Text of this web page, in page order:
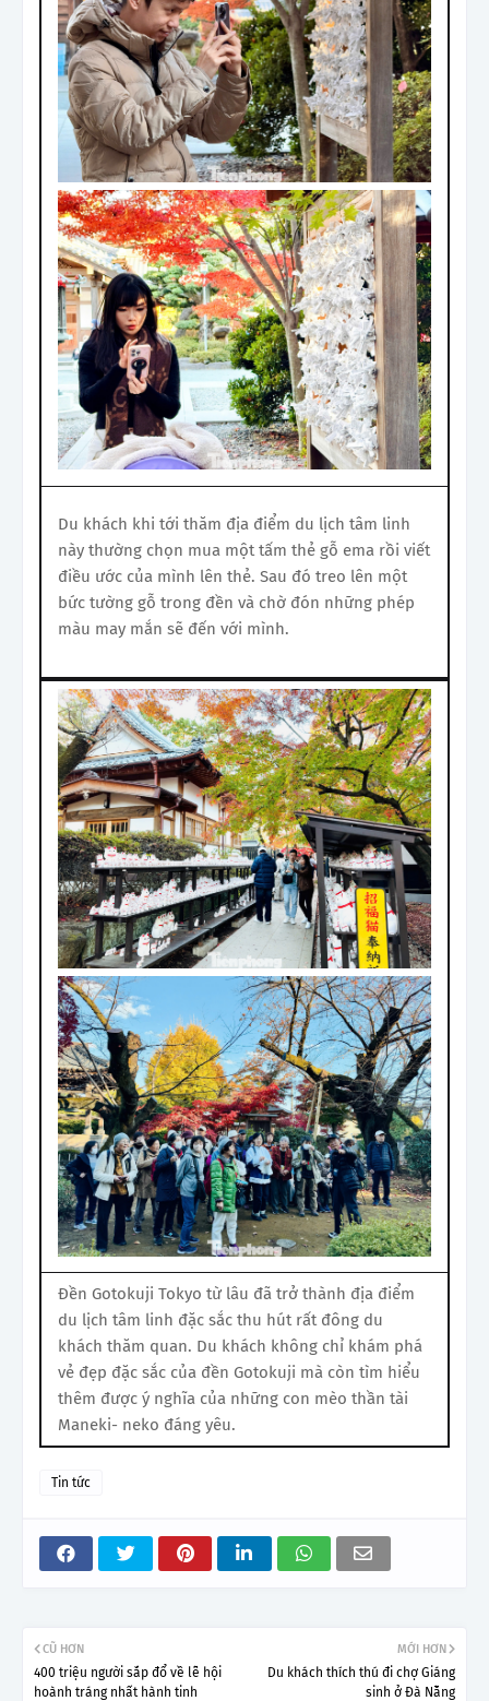
Du khách khi tới thăm địa điểm du lịch tâm linh
này thường chọn mua một tấm thẻ gỗ ema rồi viết
điều ước của mình lên thẻ. Sau đó treo lên một
bức tường gỗ trong đền và chờ đón những phép
màu may mắn sẽ đến với mình.
Đền Gotokuji Tokyo từ lâu đã trở thành địa điểm
du lịch tâm linh đặc sắc thu hút rất đông du
khách thăm quan. Du khách không chỉ khám phá
vẻ đẹp đặc sắc của đền Gotokuji mà còn tìm hiểu
thêm được ý nghĩa của những con mèo thần tài
Maneki- neko đáng yêu.
Tin tức
MỚI HƠN
Du khách thích thú đi chợ Giáng
sinh ở Đà Nẵng
CŨ HƠN
400 triệu người sắp đổ về lễ hội
hoành tráng nhất hành tinh